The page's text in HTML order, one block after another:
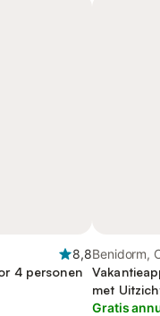
8,8
4 personen
Benidorm,
met
Gratis